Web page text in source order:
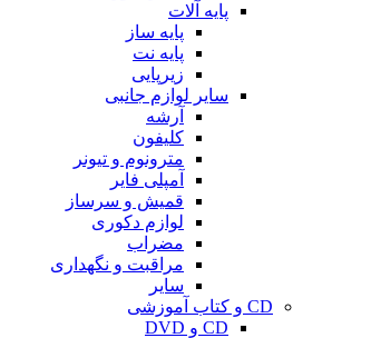
پایه آلات
پایه ساز
پایه نت
زیرپایی
سایر لوازم جانبی
آرشه
کلیفون
مترونوم و تیونر
آمپلی فایر
قمیش و سرساز
لوازم دکوری
مضراب
مراقبت و نگهداری
سایر
CD و کتاب آموزشی
CD و DVD